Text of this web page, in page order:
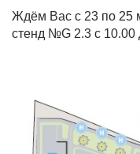
Ждём Вас с 23 по 25
стенд №G 2.3 с 10.00